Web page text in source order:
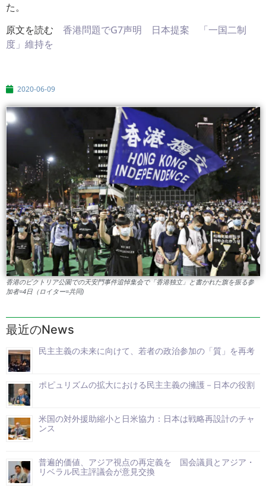
た。
原文を読む 香港問題でG7声明 日本提案 「一国二制
度」維持を
2020-06-09
香港のビクトリア公園での天安門事件追悼集会で「香港独立」と書かれた旗を振る参
加者=4日（ロイター=共同)
最近のNews
民主主義の未来に向けて、若者の政治参加の「質」を再考
ポピュリズムの拡大における民主主義の擁護－日本の役割
米国の対外援助縮小と日米協力：日本は戦略再設計のチャ
ンス
普遍的価値、アジア視点の再定義を 国会議員とアジア・
リベラル民主評議会が意見交換